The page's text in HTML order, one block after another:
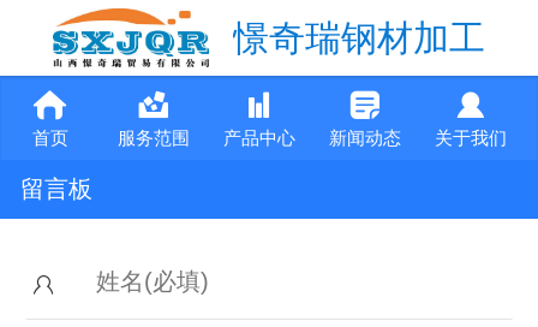
憬奇瑞钢材加工
首页 服务范围 产品中心 新闻动态 关于我们
留言板